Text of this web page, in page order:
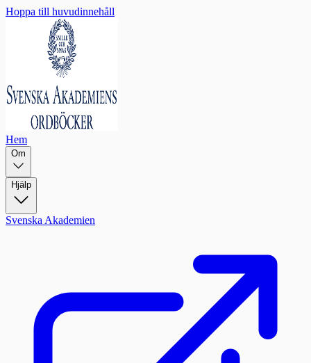
Hoppa till huvudinnehåll
Hem
Om
Hjälp
Svenska Akademien